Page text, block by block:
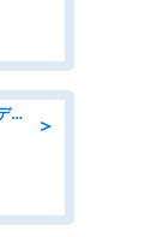
＞
8月開始/外資系保険業界でのITヘルプデスク業務/駅近/即日勤務可/ヘルプデスク